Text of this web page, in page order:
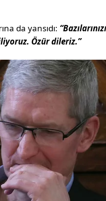
da yansıdı:
Özür dileriz.”